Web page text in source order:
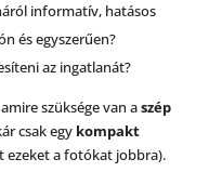
informatív, hatásos
és egyszerűen?
az ingatlanát?
szüksége van aszép
csak egy kompakt
ezeket a fotókat jobbra).